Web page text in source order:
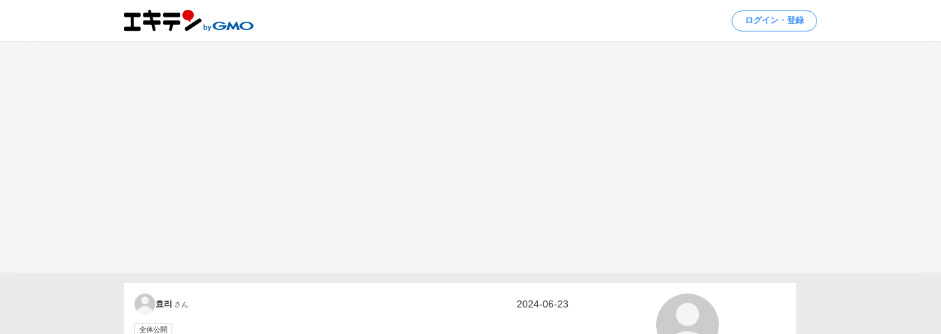
ログイン・登録
효리 さん 2024-06-23
全体公開